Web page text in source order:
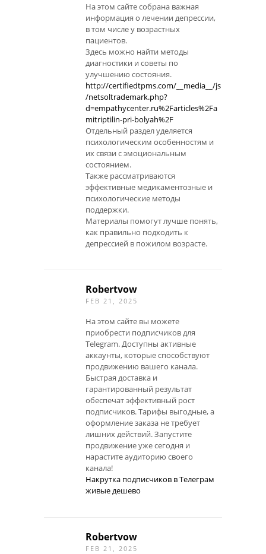
На этом сайте собрана важная
информация о лечении депрессии,
в том числе у возрастных
пациентов.
Здесь можно найти методы
диагностики и советы по
улучшению состояния.
http://certifiedtpms.com/__media__/js
/netsoltrademark.php?
d=empathycenter.ru%2Farticles%2Fa
mitriptilin-pri-bolyah%2F
Отдельный раздел уделяется
психологическим особенностям и
их связи с эмоциональным
состоянием.
Также рассматриваются
эффективные медикаментозные и
психологические методы
поддержки.
Материалы помогут лучше понять,
как правильно подходить к
депрессией в пожилом возрасте.
Robertvow
FEB 21, 2025
На этом сайте вы можете
приобрести подписчиков для
Telegram. Доступны активные
аккаунты, которые способствуют
продвижению вашего канала.
Быстрая доставка и
гарантированный результат
обеспечат эффективный рост
подписчиков. Тарифы выгодные, а
оформление заказа не требует
лишних действий. Запустите
продвижение уже сегодня и
нарастите аудиторию своего
канала!
Накрутка подписчиков в Телеграм
живые дешево
Robertvow
FEB 21, 2025